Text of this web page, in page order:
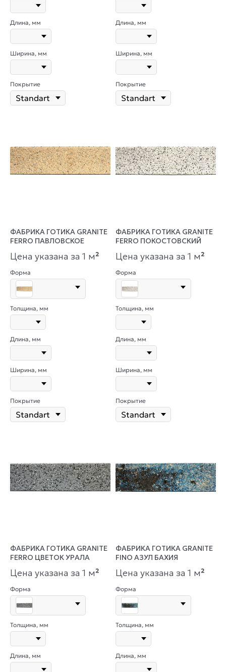
Длина, мм
Ширина, мм
Покрытие
Длина, мм
Ширина, мм
Покрытие
ФАБРИКА ГОТИКА GRANITE
FERRO ПАВЛОВСКОЕ
Цена указана за 1 м²
Форма
Толщина, мм
Длина, мм
Ширина, мм
Покрытие
ФАБРИКА ГОТИКА GRANITE
FERRO ПОКОСТОВСКИЙ
Цена указана за 1 м²
Форма
Толщина, мм
Длина, мм
Ширина, мм
Покрытие
ФАБРИКА ГОТИКА GRANITE
FERRO ЦВЕТОК УРАЛА
Цена указана за 1 м²
Форма
Толщина, мм
Длина, мм
ФАБРИКА ГОТИКА GRANITE
FINO АЗУЛ БАХИЯ
Цена указана за 1 м²
Форма
Толщина, мм
Длина, мм